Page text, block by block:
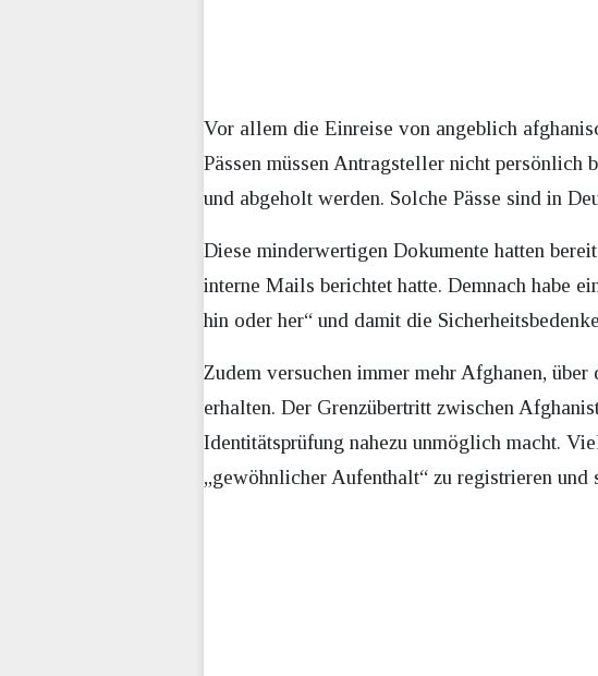
Vor allem die Einreise von angeblich
Pässen müssen Antragsteller nicht persönlich
und abgeholt werden. Solche Pässe sind in
Diese minderwertigen Dokumente hatten
interne Mails berichtet hatte. Demnach habe
hin oder her“ und damit die
Zudem versuchen immer mehr Afghanen,
erhalten. Der Grenzübertritt zwischen
Identitätsprüfung nahezu unmöglich macht.
„gewöhnlicher Aufenthalt“ zu registrieren